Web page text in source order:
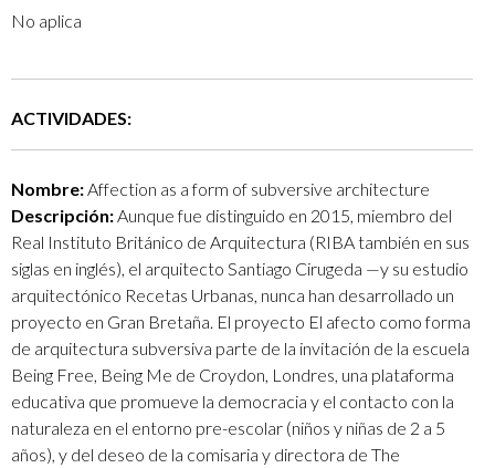
No aplica
ACTIVIDADES:
Nombre: Affection as a form of subversive architecture
Descripción: Aunque fue distinguido en 2015, miembro del
Real Instituto Británico de Arquitectura (RIBA también en sus
siglas en inglés), el arquitecto Santiago Cirugeda —y su estudio
arquitectónico Recetas Urbanas, nunca han desarrollado un
proyecto en Gran Bretaña. El proyecto El afecto como forma
de arquitectura subversiva parte de la invitación de la escuela
Being Free, Being Me de Croydon, Londres, una plataforma
educativa que promueve la democracia y el contacto con la
naturaleza en el entorno pre-escolar (niños y niñas de 2 a 5
años), y del deseo de la comisaria y directora de The